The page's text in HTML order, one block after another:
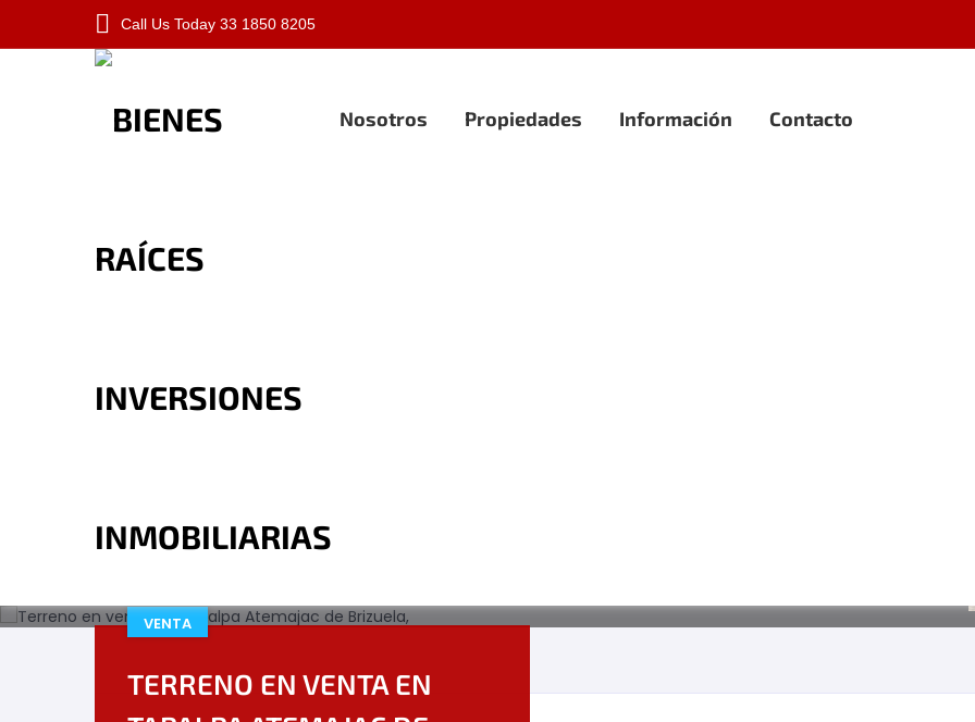
Call Us Today 33 1850 8205
Nosotros Propiedades Información Contacto
VENTA
TERRENO EN VENTA EN